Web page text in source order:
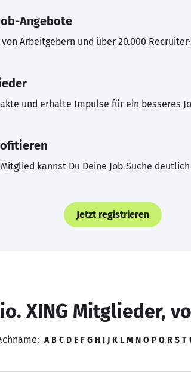
Angebote
Arbeitgebern und über 20.000
und erhalte Impulse für ein besseres
kannst Du Deine Job-Suche
Jetzt registrieren
XING Mitglieder,
A B C D E F G H I J K L M N O P Q R S T